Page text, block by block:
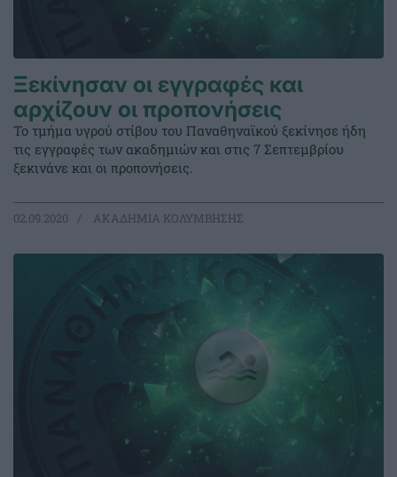
Ξεκίνησαν οι εγγραφές και
αρχίζουν οι προπονήσεις
Το τμήμα υγρού στίβου του Παναθηναϊκού ξεκίνησε ήδη
τις εγγραφές των ακαδημιών και στις 7 Σεπτεμβρίου
ξεκινάνε και οι προπονήσεις.
02.09.2020 ΑΚΑΔΗΜΙΑ ΚΟΛΥΜΒΗΣΗΣ